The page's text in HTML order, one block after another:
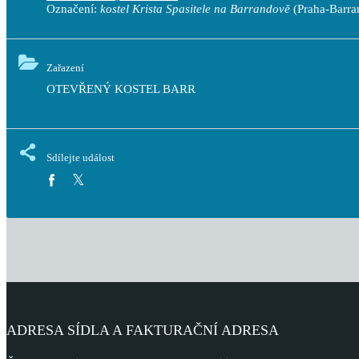
Označení: kostel Krista Spasitele na Barrandově (Praha-
Zařazení
OTEVŘENÝ KOSTEL BARR
Sdílejte událost
ADRESA SÍDLA A FAKTURAČNÍ ADRESA